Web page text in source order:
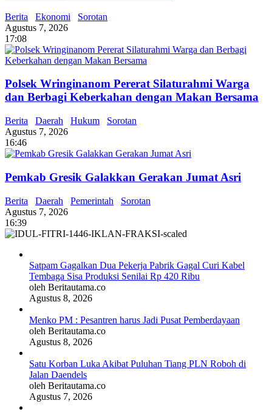
Berita Ekonomi
Sorotan
Agustus 7, 2026
17:08
Polsek Wringinanom Pererat Silaturahmi Warga
dan Berbagi Keberkahan dengan Makan Bersama
Berita Daerah Hukum
Sorotan
Agustus 7, 2026
16:46
Pemkab Gresik Galakkan Gerakan Jumat Asri
Berita Daerah Pemerintah
Sorotan
Agustus 7, 2026
16:39
Satpam Gagalkan Dua Pekerja Pabrik Gagal Curi Kabel
Tembaga Sisa Produksi Senilai Rp 420 Ribu
oleh Beritautama.co
Agustus 8, 2026
Menko PM : Pesantren harus Jadi Pusat Pemberdayaan
oleh Beritautama.co
Agustus 8, 2026
Satu Korban Luka Akibat Puluhan Tiang PLN Roboh di
Jalan Daendels
oleh Beritautama.co
Agustus 7, 2026